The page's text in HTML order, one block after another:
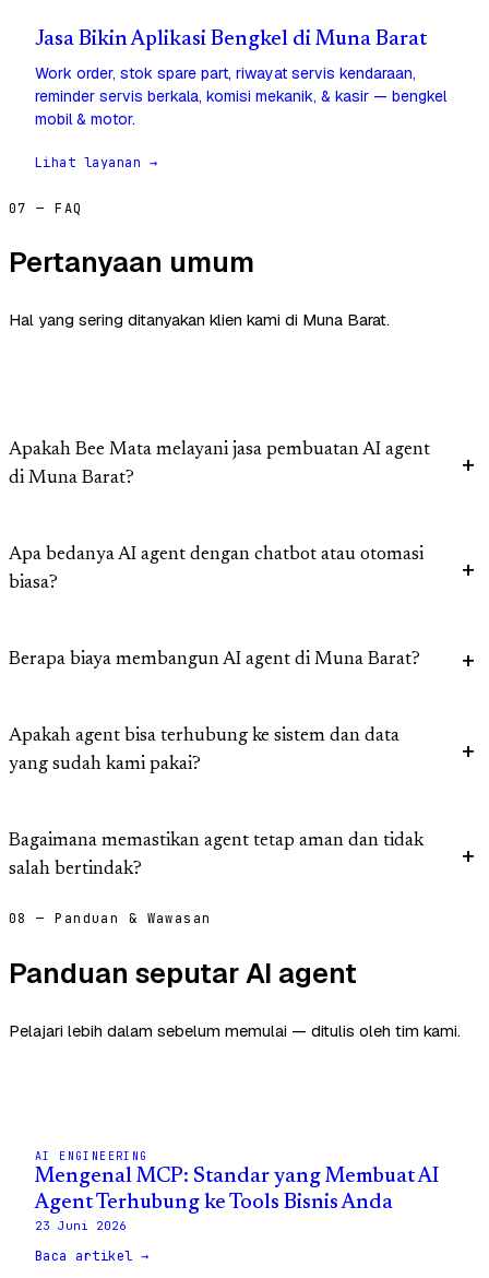
Jasa Bikin Aplikasi Bengkel di Muna Barat
Work order, stok spare part, riwayat servis kendaraan,
reminder servis berkala, komisi mekanik, & kasir — bengkel
mobil & motor.
Lihat layanan →
07 — FAQ
Pertanyaan umum
Hal yang sering ditanyakan klien kami di Muna Barat.
Apakah Bee Mata melayani jasa pembuatan AI agent
di Muna Barat?
Apa bedanya AI agent dengan chatbot atau otomasi
biasa?
Berapa biaya membangun AI agent di Muna Barat?
Apakah agent bisa terhubung ke sistem dan data
yang sudah kami pakai?
Bagaimana memastikan agent tetap aman dan tidak
salah bertindak?
08 — Panduan & Wawasan
Panduan seputar AI agent
Pelajari lebih dalam sebelum memulai — ditulis oleh tim kami.
AI ENGINEERING
Mengenal MCP: Standar yang Membuat AI
Agent Terhubung ke Tools Bisnis Anda
23 Juni 2026
Baca artikel →